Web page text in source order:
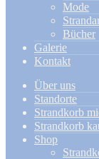
Mode
Bücher
Galerie
Kontakt
Über uns
Standorte
Strandkorb
Strandkorb
Shop